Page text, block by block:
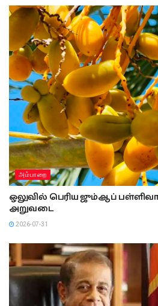
அம்பாறை
ஒலுவில் பெரிய ஜும்ஆப்
அறுவடை
2026-07-31